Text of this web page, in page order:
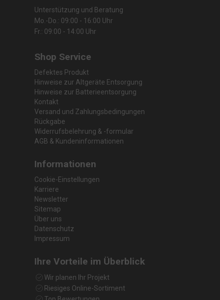
Unterstützung und Beratung
Mo.-Do.: 09:00 - 16:00 Uhr
Fr.: 09:00 - 14:00 Uhr
Shop Service
Defektes Produkt
Hinweise zur Altgeräte Entsorgung
Hinweise zur Batterieentsorgung
Kontakt
Versand und Zahlungsbedingungen
Rückgabe
Widerrufsbelehrung & -formular
AGB & Kundeninformationen
Informationen
Cookie-Einstellungen
Karriere
Newsletter
Sitemap
Über uns
Datenschutz
Impressum
Ihre Vorteile im Überblick
Wir planen Ihr Projekt
Riesiges Online-Sortiment